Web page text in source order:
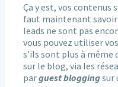
Ça y est, vos contenus
faut maintenant
leads ne sont pas
vous pouvez utiliser vos
s’ils sont plus à
sur le blog, via les
parguest bloggingsur